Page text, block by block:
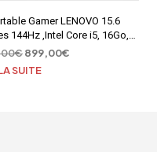
Gamer LENOVO 15.6
144Hz ,Intel Core i5, 16Go,
RTX 4060, Windows 11
€Le
prix
899,00€
SUITE